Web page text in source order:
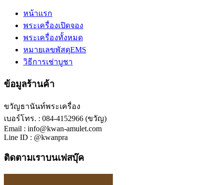
หน้าแรก
พระเครื่องเปิดจอง
พระเครื่องทั้งหมด
หมายเลขพัสดุEMS
วิธีการเช่าบูชา
ข้อมูลร้านค้า
ขวัญธานันท์พระเครื่อง
เบอร์โทร. : 084-4152966 (ขวัญ)
Email : info@kwan-amulet.com
Line ID : @kwanpra
ติดตามเราบนเฟสบุ๊ค